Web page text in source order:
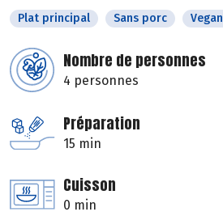
Plat principal Sans porc Vegan
Nombre de personnes
4 personnes
Préparation
15 min
Cuisson
0 min